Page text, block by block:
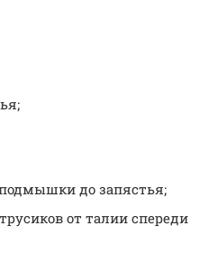
до запястья;
от талии спереди